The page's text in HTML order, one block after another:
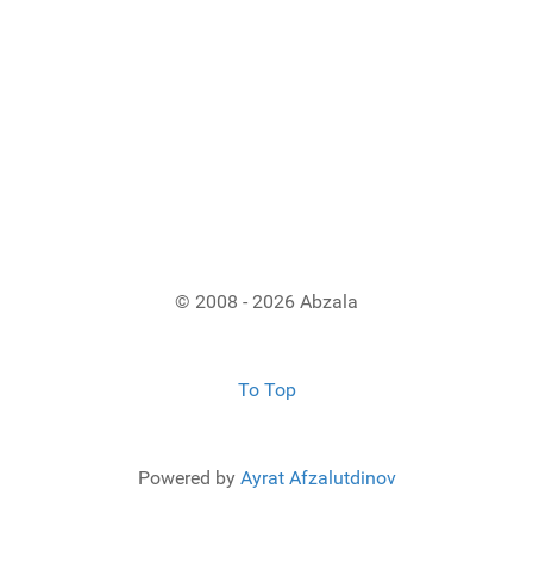
© 2008 - 2026 Abzala
To Top
Powered by Ayrat Afzalutdinov